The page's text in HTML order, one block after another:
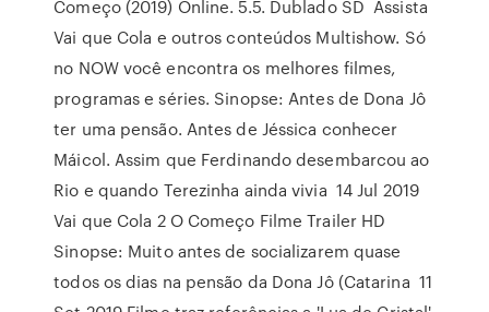
Começo (2019) Online. 5.5. Dublado SD Assista
Vai que Cola e outros conteúdos Multishow. Só
no NOW você encontra os melhores filmes,
programas e séries. Sinopse: Antes de Dona Jô
ter uma pensão. Antes de Jéssica conhecer
Máicol. Assim que Ferdinando desembarcou ao
Rio e quando Terezinha ainda vivia 14 Jul 2019
Vai que Cola 2 O Começo Filme Trailer HD
Sinopse: Muito antes de socializarem quase
todos os dias na pensão da Dona Jô (Catarina 11